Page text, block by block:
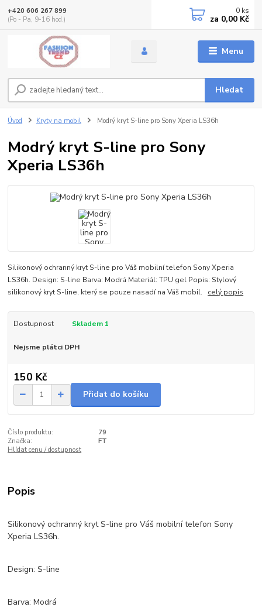
Menu
Hledat
+420 606 267 899
(Po - Pa, 9-16 hod.)
0 ks
za 0,00 Kč
Úvod Kryty na mobil Modrý kryt S-line pro Sony Xperia LS36h
Modrý kryt S-line pro Sony
Xperia LS36h
Silikonový ochranný kryt S-line pro Váš mobilní telefon Sony Xperia
LS36h. Design: S-line Barva: Modrá Materiál: TPU gel Popis: Stylový
silikonový kryt S-line, který se pouze nasadí na Váš mobil. celý popis
Dostupnost Skladem 1
Nejsme plátci DPH
150 Kč
Přidat do košíku
Číslo produktu:
79
Značka:
FT
Hlídat cenu / dostupnost
Popis
Silikonový ochranný kryt S-line pro Váš mobilní telefon Sony
Xperia LS36h.
Design: S-line
Barva: Modrá